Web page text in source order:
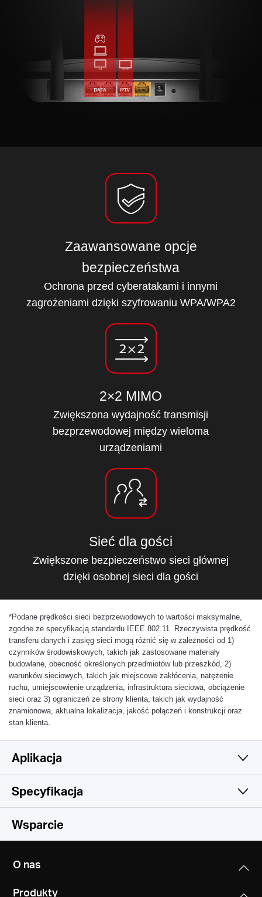
Zaawansowane opcje
bezpieczeństwa
Ochrona przed cyberatakami i innymi
zagrożeniami dzięki szyfrowaniu WPA/WPA2
2×2 MIMO
Zwiększona wydajność transmisji
bezprzewodowej między wieloma
urządzeniami
Sieć dla gości
Zwiększone bezpieczeństwo sieci głównej
dzięki osobnej sieci dla gości
*Podane prędkości sieci bezprzewodowych to wartości maksymalne,
zgodne ze specyfikacją standardu IEEE 802.11. Rzeczywista prędkość
transferu danych i zasięg sieci mogą różnić się w zależności od 1)
czynników środowiskowych, takich jak zastosowane materiały
budowlane, obecność określonych przedmiotów lub przeszkód, 2)
warunków sieciowych, takich jak miejscowe zakłócenia, natężenie
ruchu, umiejscowienie urządzenia, infrastruktura sieciowa, obciążenie
sieci oraz 3) ograniczeń ze strony klienta, takich jak wydajność
znamionowa, aktualna lokalizacja, jakość połączeń i konstrukcji oraz
stan klienta.
Aplikacja
Prosta i funkcjonalna
Specyfikacja
Sieć bezprzewodowa
IEEE 802.11a/n/ac 5 GHz, IEEE 802.11b/g/n 2,4 GHz
Zarządzanie dostępem
Wsparcie
O nas
Produkty